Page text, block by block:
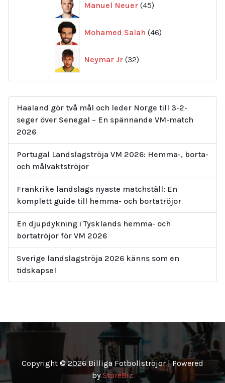
Manuel Neuer 45
produkter
Mohamed Salah 46
produkter
Neymar Jr 32
produkter
Haaland gör två mål och leder Norge till 3-2-
seger över Senegal – En spännande VM-match
2026
Portugal Landslagströja VM 2026: Hemma-, borta-
och målvaktströjor
Frankrike landslags nyaste matchställ: En
komplett guide till hemma- och bortatröjor
En djupdykning i Tysklands hemma- och
bortatröjor för VM 2026
Sverige landslagströja 2026 känns som en
tidskapsel
Copyright © 2026 Billiga Fotbollströjor | Powered
byStoreBiz